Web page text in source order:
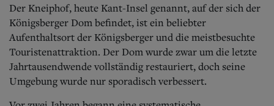
Start
Wer wir sind
Aktuelle Ausgabe
Abonnenten-Login
Abonnent werden
Abo Prämien
Bücher
Der Kneiphof, heute Kant-Insel genannt, auf der sich der
Königsberger Dom befindet, ist ein beliebter
Aufenthaltsort der Königsberger und die meistbesuchte
Touristenattraktion. Der Dom wurde zwar um die letzte
Jahrtausendwende vollständig restauriert, doch seine
Umgebung wurde nur sporadisch verbessert.